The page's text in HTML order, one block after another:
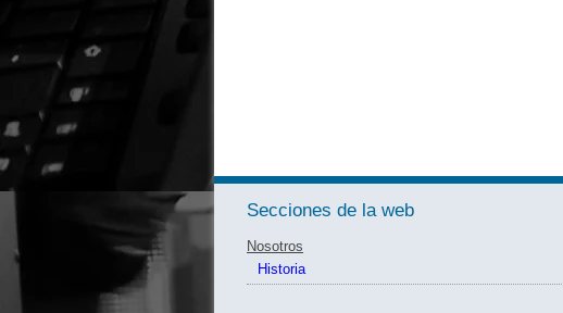
Secciones de la web
Nosotros
Historia